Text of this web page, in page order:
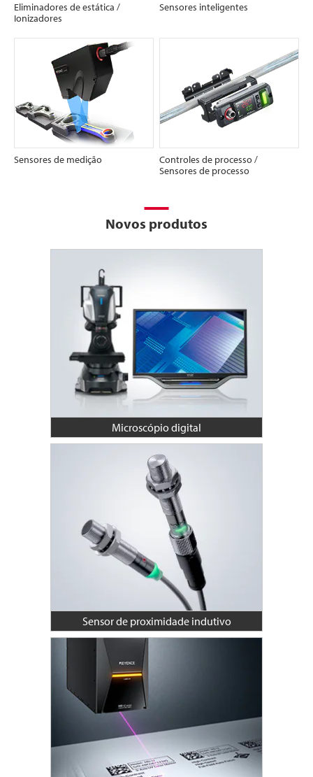
Eliminadores de estática /
Ionizadores
Sensores inteligentes
Sensores de medição Controles de processo/
Sensores de processo
Novos produtos
Microscópio digital
Sensor de proximidade indutivo